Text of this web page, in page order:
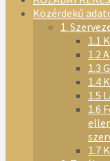
Közérdekű
1.
1.1
1.2
1.3
1.4
1.5
1.6
1.7